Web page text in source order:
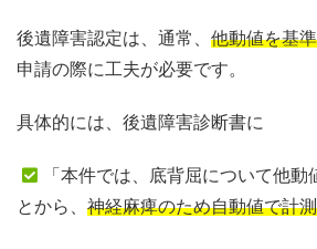
後遺障害認定は、通常、 他動値を基
申請の際に工夫が必要です。
具体的には、後遺障害診断書に
「本件では、底背屈について他動
とから、 神経麻痺のため自動値で計